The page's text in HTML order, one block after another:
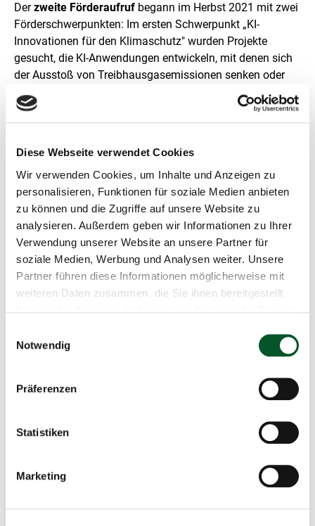
Diese Webseite verwendet Cookies
Wir verwenden Cookies, um Inhalte und Anzeigen zu
personalisieren, Funktionen für soziale Medien anbieten
zu können und die Zugriffe auf unsere Website zu
analysieren. Außerdem geben wir Informationen zu Ihrer
Verwendung unserer Website an unsere Partner für
soziale Medien, Werbung und Analysen weiter. Unsere
Partner führen diese Informationen möglicherweise mit
weiteren Daten zusammen, die Sie ihnen bereitgestellt
Notwendig
Präferenzen
Statistiken
Marketing
Derzweite Förderaufruf begann im Herbst 2021 mit zwei
Förderschwerpunkten: Im ersten Schwerpunkt „KI-
Innovationen für den Klimaschutz" wurden Projekte
gesucht, die KI-Anwendungen entwickeln, mit denen sich
der Ausstoß von Treibhausgasemissionen senken oder
vermeiden lässt. Im zweiten Schwerpunkt
„Ressourceneffiziente KI" standen Projekte im Fokus, die
speziell KI-Systeme und ihre Infrastruktur energie- und
Mit den ersten zwei Förderrunden wurden bereits 53 KI-
Leuchtturmprojekte mit einem gesamten Fördervolumen
von ungefähr 70 Millionen Euro gefördert.
2024 startete bereits derdritte Förderaufruf. Für den
dritten Förderaufruf suchte das
Bundesumweltministerium Projekte mit
Leuchtturmcharakter, die KI-Anwendungen für den
Treibhausgasemissionen durch den Schutz von
Ökosystemen verfolgen, Biodiversität erfassen, schützen
leisten. Die Mittel dieses Förderaufrufs in Höhe von rund
Aktionsprogramm Natürlicher Klimaschutz (ANK)
des BMUKN bereitgestellt.